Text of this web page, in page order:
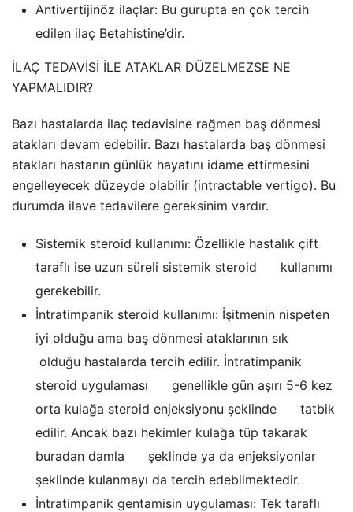
Antivertijinöz ilaçlar: Bu gurupta en çok tercih
edilen ilaç Betahistine’dir.
İLAÇ TEDAVİSİ İLE ATAKLAR DÜZELMEZSE NE
YAPMALIDIR?
Bazı hastalarda ilaç tedavisine rağmen baş dönmesi
atakları devam edebilir. Bazı hastalarda baş dönmesi
atakları hastanın günlük hayatını idame ettirmesini
engelleyecek düzeyde olabilir (intractable vertigo). Bu
durumda ilave tedavilere gereksinim vardır.
Sistemik steroid kullanımı: Özellikle hastalık çift
taraflı ise uzun süreli sistemik steroid kullanımı
gerekebilir.
İntratimpanik steroid kullanımı: İşitmenin nispeten
iyi olduğu ama baş dönmesi ataklarının sık
olduğu hastalarda tercih edilir. İntratimpanik
steroid uygulaması genellikle gün aşırı 5-6 kez
orta kulağa steroid enjeksiyonu şeklinde tatbik
edilir. Ancak bazı hekimler kulağa tüp takarak
buradan damla şeklinde ya da enjeksiyonlar
şeklinde kulanmayı da tercih edebilmektedir.
İntratimpanik gentamisin uygulaması: Tek taraflı